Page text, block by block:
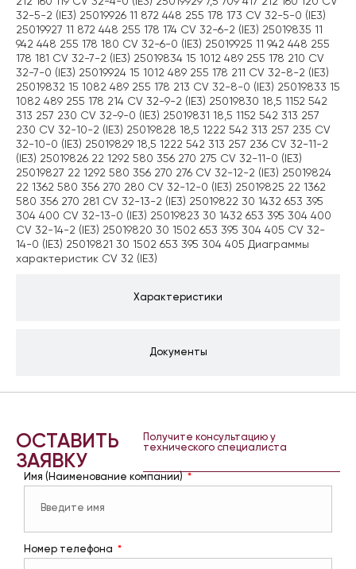
Характеристики
Документы
32-5-2 (IE3) 25019926 11 872 448 255 178 173 CV 32-5-0 (IE3)
25019927 11 872 448 255 178 174 CV 32-6-2 (IE3) 25019835 11
942 448 255 178 180 CV 32-6-0 (IE3) 25019925 11 942 448 255
178 181 CV 32-7-2 (IE3) 25019834 15 1012 489 255 178 210 CV
32-7-0 (IE3) 25019924 15 1012 489 255 178 211 CV 32-8-2 (IE3)
25019832 15 1082 489 255 178 213 CV 32-8-0 (IE3) 25019833 15
1082 489 255 178 214 CV 32-9-2 (IE3) 25019830 18,5 1152 542
313 257 230 CV 32-9-0 (IE3) 25019831 18,5 1152 542 313 257
230 CV 32-10-2 (IE3) 25019828 18,5 1222 542 313 257 235 CV
32-10-0 (IE3) 25019829 18,5 1222 542 313 257 236 CV 32-11-2
(IE3) 25019826 22 1292 580 356 270 275 CV 32-11-0 (IE3)
25019827 22 1292 580 356 270 276 CV 32-12-2 (IE3) 25019824
22 1362 580 356 270 280 CV 32-12-0 (IE3) 25019825 22 1362
580 356 270 281 CV 32-13-2 (IE3) 25019822 30 1432 653 395
304 400 CV 32-13-0 (IE3) 25019823 30 1432 653 395 304 400
CV 32-14-2 (IE3) 25019820 30 1502 653 395 304 405 CV 32-
14-0 (IE3) 25019821 30 1502 653 395 304 405 Диаграммы
характеристик CV 32 (IE3)
ОСТАВИТЬ
ЗАЯВКУ
Получите консультацию у
технического специалиста
Имя (Наименование компании)
Номер телефона